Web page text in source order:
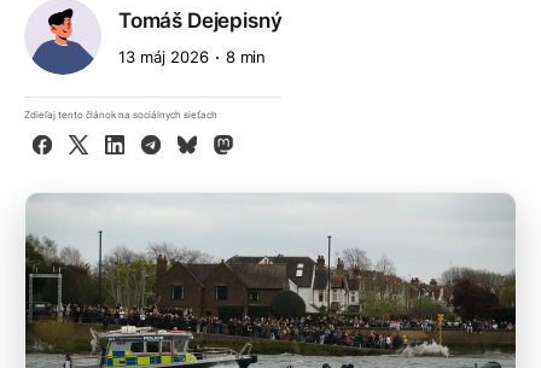
Tomáš Dejepisný
13 máj 2026 8 min
Zdieľaj tento článok na sociálnych sieťach
Facebook
X LinkedInTelegram
BlueskyMastodon